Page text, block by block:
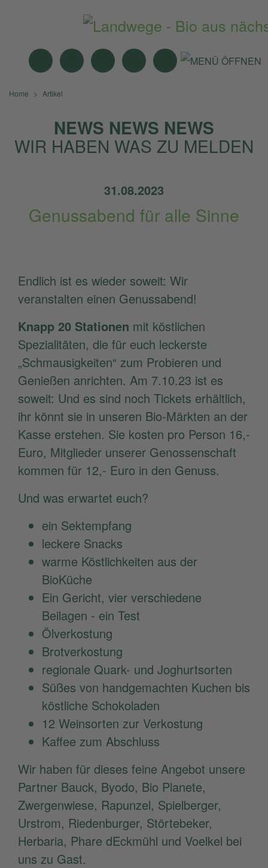
MITTAGSTISCH
ANGEBOTEBIO-MÄRKTE
NEWS SUCHE
Home Artikel
NEWS NEWS NEWS
WIR HABEN WAS ZU MELDEN
31.08.2023
Genussabend für alle Sinne
Endlich ist es wieder soweit: Wir
veranstalten einen Genussabend!
Knapp 20 Stationen mit köstlichen
Spezialitäten, die für euch leckerste
„Schmausigkeiten“ zum Probieren und
Genießen anrichten. Am 7.10.23 ist es
soweit: Und es sind noch Tickets erhältlich,
ihr könnt sie in unseren Bio-Märkten an der
Kasse erstehen. Sie kosten pro Person 16,-
Euro, Mitglieder unserer Genossenschaft
kommen für 12,- Euro in den Genuss.
Und was erwartet euch?
ein Sektempfang
leckere Snacks
warme Köstlichkeiten aus der
BioKüche
Ein Gericht, vier verschiedene
Beilagen - ein Test
Ölverkostung
Brotverkostung
regionale Quark- und Joghurtsorten
Süßes von handgemachten Kuchen bis
köstliche Schokoladen
12 Weinsorten zur Verkostung
Kaffee zum Abschluss
Wir haben für dieses feine Angebot unsere
Partner Bauck, Byodo, Bio Planete,
Zwergenwiese, Rapunzel, Spielberger,
Urstrom, Riedenburger, Störtebeker,
Herbaria, Phare dEckmühl und Voelkel bei
uns zu Gast.